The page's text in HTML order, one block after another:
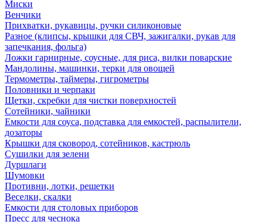
Миски
Венчики
Прихватки, рукавицы, ручки силиконовые
Разное (клипсы, крышки для СВЧ, зажигалки, рукав для
запечкания, фольга)
Ложки гарнирные, соусные, для риса, вилки поварские
Мандолины, машинки, терки для овощей
Термометры, таймеры, гигрометры
Половники и черпаки
Щетки, скребки для чистки поверхностей
Сотейники, чайники
Емкости для соуса, подставка для емкостей, распылители,
дозаторы
Крышки для сковород, сотейников, кастрюль
Сушилки для зелени
Дуршлаги
Шумовки
Противни, лотки, решетки
Веселки, скалки
Емкости для столовых приборов
Пресс для чеснока